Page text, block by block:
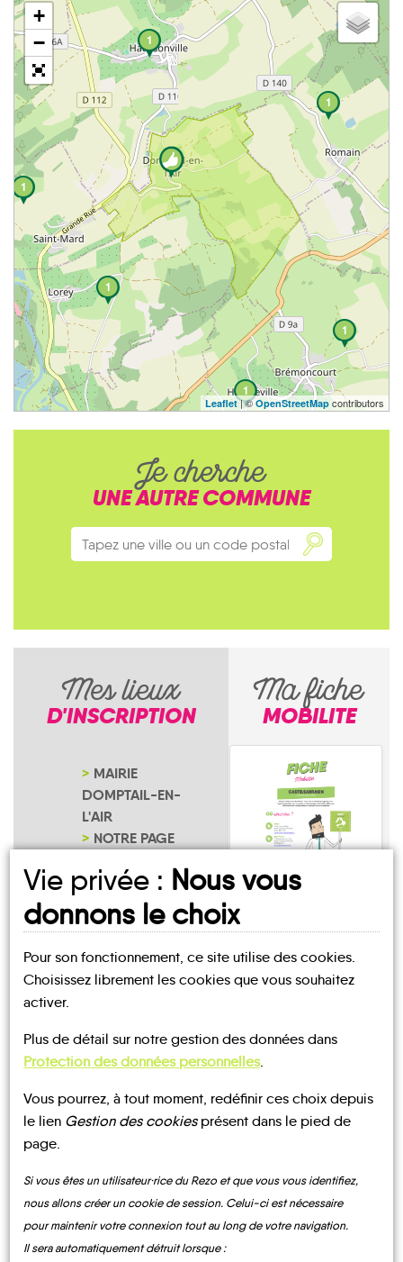
1
1
1
1
1
1
+
−
Leaflet| ©OpenStreetMap contributors
Je cherche
UNE AUTRE COMMUNE
Mes lieux
D'INSCRIPTION
MAIRIE
DOMPTAIL-EN-
L'AIR
NOTRE PAGE
Ma fiche
MOBILITE
UN AVIS, UN TÉMOIGNAGE
À PARTAGER ?
CONTACTEZ-NOUS !
Vie privée : Nous vous
donnons le choix
Pour son fonctionnement, ce site utilise des cookies.
Choisissez librement les cookies que vous souhaitez
activer.
Plus de détail sur notre gestion des données dans
Protection des données personnelles.
Vous pourrez, à tout moment, redéfinir ces choix depuis
le lien Gestion des cookiesprésent dans le pied de
page.
Si vous êtes un utilisateur·rice du Rezo et que vous vous identifiez,
nous allons créer un cookie de session. Celui-ci est nécessaire
pour maintenir votre connexion tout au long de votre navigation.
Il sera automatiquement détruit lorsque :